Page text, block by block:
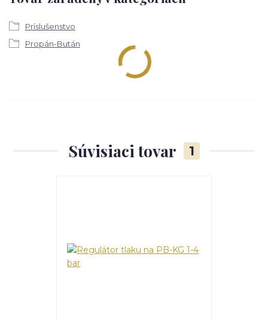
Príslušenstvo
Propán-Bután
Súvisiaci tovar 1